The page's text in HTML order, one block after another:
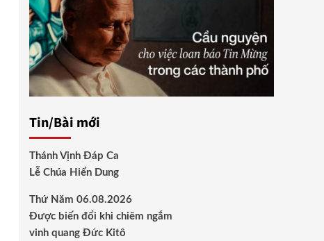
Tin/Bài mới
Thánh Vịnh Đáp Ca
Lễ Chúa Hiển Dung
Thứ Năm 06.08.2026
Được biến đổi khi chiêm ngắm
vinh quang Đức Kitô